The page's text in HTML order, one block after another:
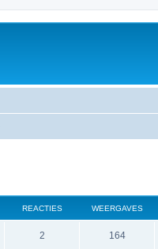
REACTIES WEERGAVES
2 164